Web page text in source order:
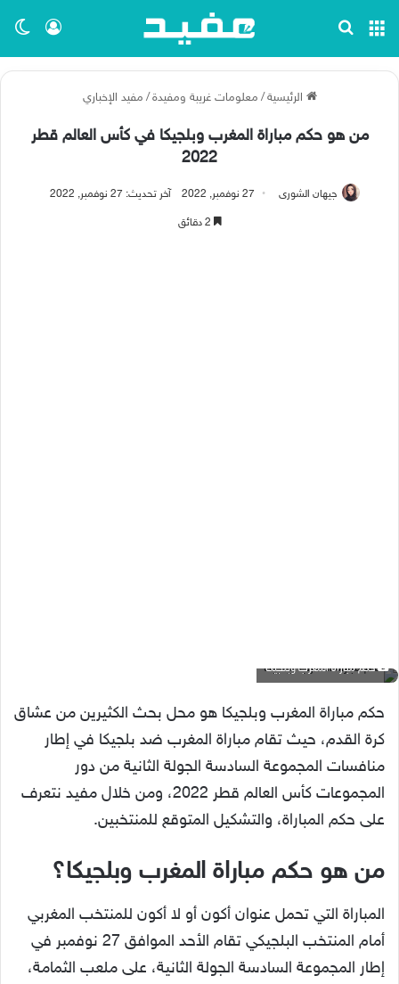
تسجيل القائمة
الرئيسية / معلومات غريبة ومفيدة / مفيد الإخباري
من هو حكم مباراة المغرب وبلجيكا في كأس العالم قطر
2022
جيهان الشورى 27 نوفمبر, 2022 آخر تحديث: 27 نوفمبر, 2022
حكم مباراة المغرب وبلجيكا
حكم مباراة المغرب وبلجيكا هو محل بحث الكثيرين من عشاق
كرة القدم، حيث تقام مباراة المغرب ضد بلجيكا في إطار
منافسات المجموعة السادسة الجولة الثانية من دور
المجموعات كأس العالم قطر 2022، ومن خلال مفيد نتعرف
على حكم المباراة، والتشكيل المتوقع للمنتخبين.
من هو حكم مباراة المغرب وبلجيكا؟
المباراة التي تحمل عنوان أكون أو لا أكون للمنتخب المغربي
أمام المنتخب البلجيكي تقام الأحد الموافق 27 نوفمبر في
إطار المجموعة السادسة الجولة الثانية، على ملعب الثمامة،